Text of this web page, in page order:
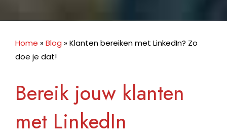
Home »Blog »Klanten bereiken met LinkedIn? Zo
doe je dat!
Bereik jouw klanten
met LinkedIn